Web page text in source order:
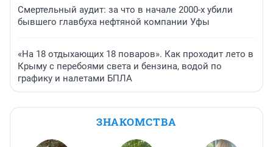
Смертельный аудит: за что в начале 2000-х убили
бывшего главбуха нефтяной компании Уфы
«На 18 отдыхающих 18 поваров». Как проходит лето в
Крыму с перебоями света и бензина, водой по
графику и налетами БПЛА
ЗНАКОМСТВА